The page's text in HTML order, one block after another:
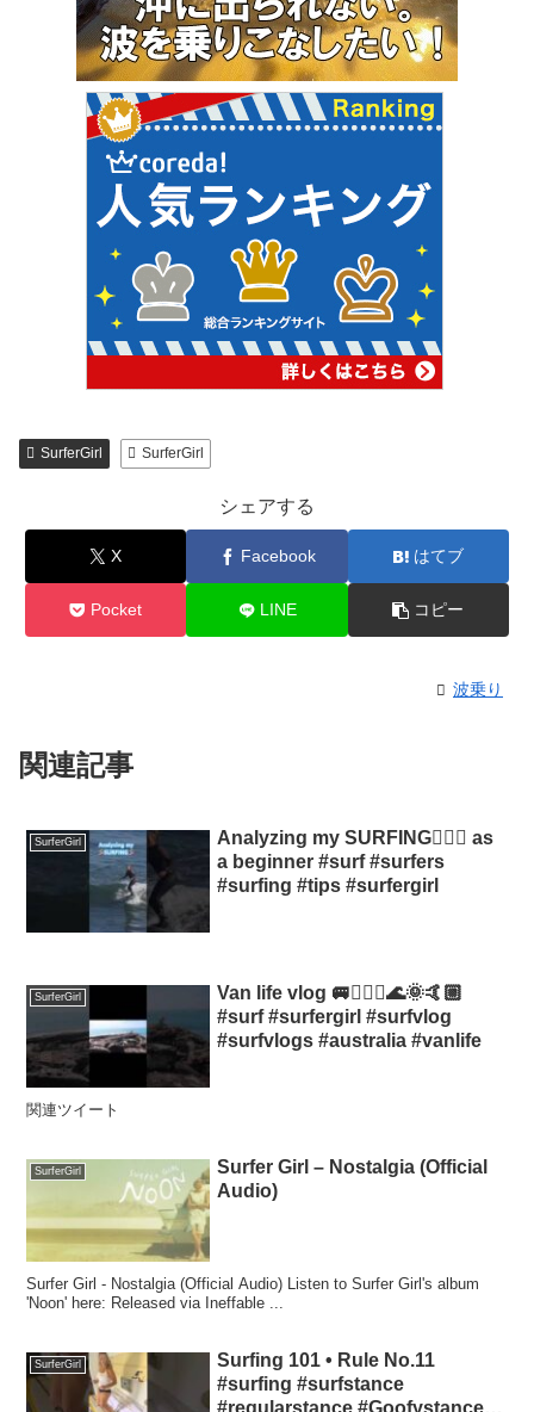
SurferGirl SurferGirl
シェアする
X Facebook はてブ
Pocket LINE コピー
波乗り
関連記事
SurferGirl
Analyzing my SURFING🏄🏼‍♀️ as
a beginner #surf #surfers
#surfing #tips #surfergirl
SurferGirl
Van life vlog 🚐🏄🏼‍♀️🌊🌞🤙🏼
#surf #surfergirl #surfvlog
#surfvlogs #australia #vanlife
関連ツイート
SurferGirl
Surfer Girl – Nostalgia (Official
Audio)
Surfer Girl - Nostalgia (Official Audio) Listen to Surfer Girl's album
'Noon' here: Released via Ineffable ...
SurferGirl
Surfing 101 • Rule No.11
#surfing #surfstance
#regularstance #Goofystance